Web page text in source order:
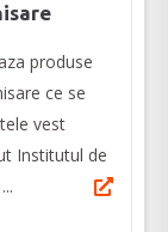
produse
ce se
vest
Institutul de